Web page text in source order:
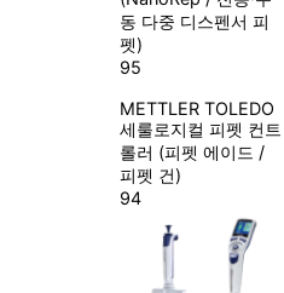
동 다중 디스펜서 피
펫)
95
METTLER TOLEDO
세룰로지컬 피펫 컨트
롤러 (피펫 에이드 /
피펫 건)
94